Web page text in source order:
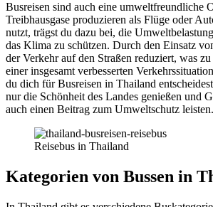
Busreisen sind auch eine umweltfreundliche
Treibhausgase produzieren als Flüge oder
nutzt, trägst du dazu bei, die
das Klima zu schützen. Durch den Einsatz
der Verkehr auf den Straßen reduziert, was
einer insgesamt verbesserten
du dich für Busreisen in Thailand
nur die Schönheit des Landes genießen und
auch einen Beitrag zum Umweltschutz leisten.
Reisebus in Thailand
Kategorien von Bussen in